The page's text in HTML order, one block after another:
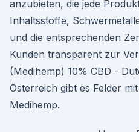
anzubieten, die jede
Inhaltsstoffe,
und die entsprechenden
Kunden transparent zur
(Medihemp) 10% CBD -
Österreich gibt es Felder
Medihemp.